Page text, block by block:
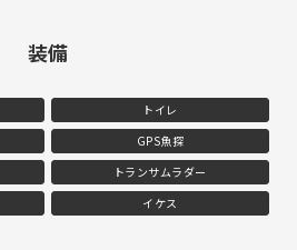
装備
トイレ
GPS魚探
トランサムラダー
イケス